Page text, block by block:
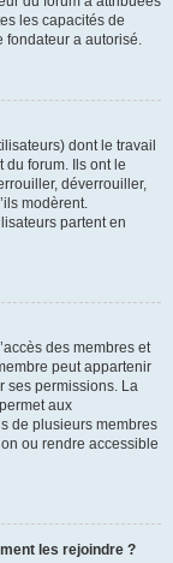
les capacités de
fondateur a autorisé.
dont le travail
forum. Ils ont le
déverrouiller,
modèrent.
partent en
des membres et
peut appartenir
ses permissions. La
aux
de plusieurs membres
ou rendre accessible
les rejoindre ?